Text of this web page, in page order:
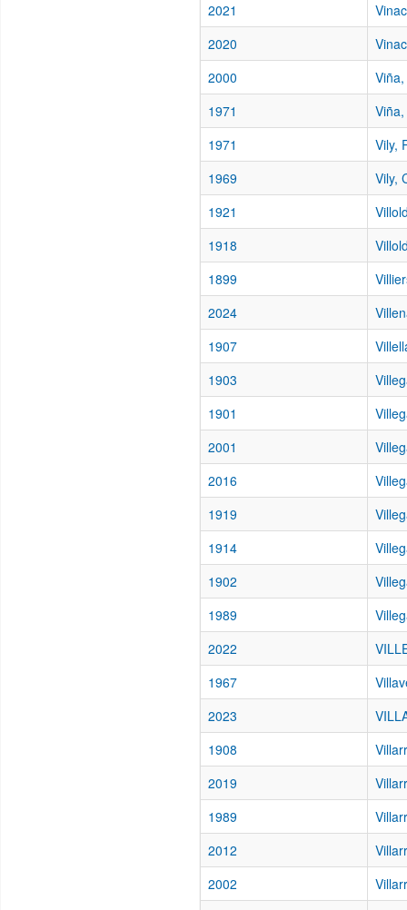
2021
2020
2000
1971
1971
Vily,
1969
Vily,
1921
1918
1899
2024
1907
1903
1901
2001
2016
1919
1914
1902
1989
2022
1967
2023
1908
2019
1989
2012
2002